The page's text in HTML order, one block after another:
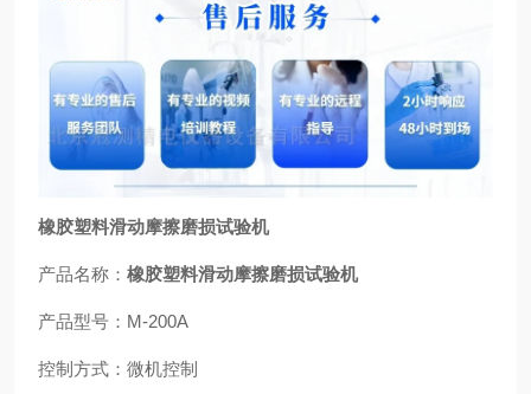
橡胶塑料滑动摩擦磨损试验机
产品名称： 橡胶塑料滑动摩擦磨损试验机
产品型号：M-200A
控制方式：微机控制